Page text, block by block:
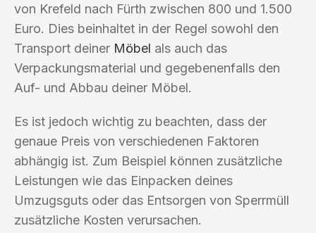
von Krefeld nach Fürth zwischen 800 und 1.500
Euro. Dies beinhaltet in der Regel sowohl den
Transport deiner Möbel als auch das
Verpackungsmaterial und gegebenenfalls den
Auf- und Abbau deiner Möbel.
Es ist jedoch wichtig zu beachten, dass der
genaue Preis von verschiedenen Faktoren
abhängig ist. Zum Beispiel können zusätzliche
Leistungen wie das Einpacken deines
Umzugsguts oder das Entsorgen von Sperrmüll
zusätzliche Kosten verursachen.